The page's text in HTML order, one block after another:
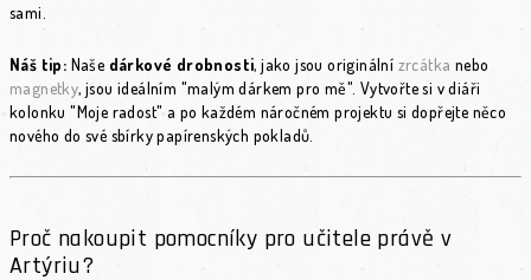
sami.
Náš tip: Naše dárkové drobnosti, jako jsou originální zrcátka nebo
magnetky, jsou ideálním "malým dárkem pro mě". Vytvořte si v diáři
kolonku "Moje radost" a po každém náročném projektu si dopřejte něco
nového do své sbírky papírenských pokladů.
Proč nakoupit pomocníky pro učitele právě v
Artýriu?